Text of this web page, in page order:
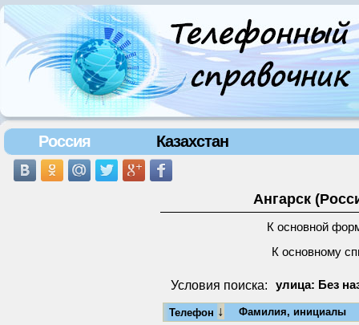
Россия Казахстан
Ангарск
К основной
К основному
Условия поиска: улица: Без
Телефон ↓ Фамилия, инициалы